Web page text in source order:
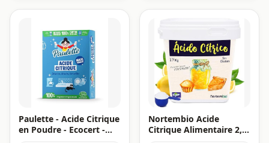
Paulette - Acide Citrique
en Poudre - Ecocert -
Nortembio Acide
Citrique Alimentaire 2,7